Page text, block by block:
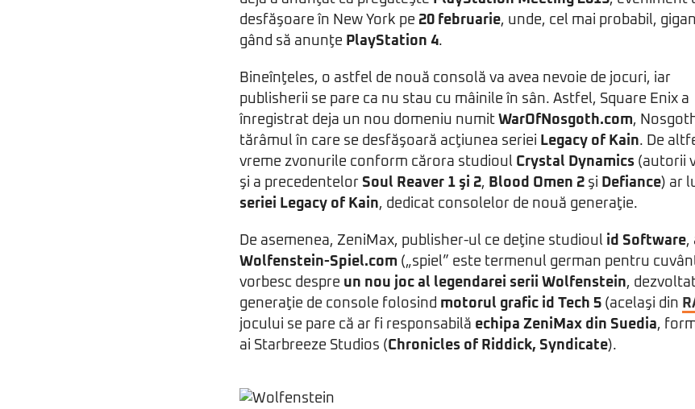
desfăşoare în New York pe 20 februarie, unde, cel mai probabil,
gând să anunţe PlayStation 4.
Bineînţeles, o astfel de nouă consolă va avea nevoie de jocuri, iar
publisherii se pare ca nu stau cu mâinile în sân. Astfel, Square Enix a
înregistrat deja un nou domeniu numit WarOfNosgoth.com,
tărâmul în care se desfăşoară acţiunea seriei Legacy of Kain. De
vreme zvonurile conform cărora studioul Crystal Dynamics (autorii
şi a precedentelor Soul Reaver 1 şi 2, Blood Omen 2 şi Defiance) ar
seriei Legacy of Kain, dedicat consolelor de nouă generaţie.
De asemenea, ZeniMax, publisher-ul ce deţine studioul id Software,
Wolfenstein-Spiel.com („spiel” este termenul german pentru
vorbesc despre un nou joc al legendarei serii Wolfenstein,
generaţie de console folosind motorul grafic id Tech 5 (acelaşi din
jocului se pare că ar fi responsabilă echipa ZeniMax din Suedia,
ai Starbreeze Studios (Chronicles of Riddick, Syndicate).